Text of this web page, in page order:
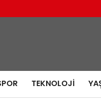
TEKNOLOJI